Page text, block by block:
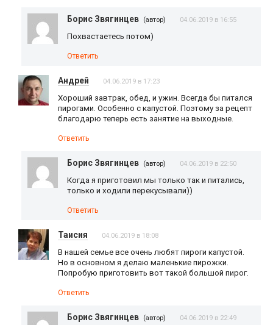
Борис Звягинцев (автор) 04.06.2019 в 16:55
Похвастаетесь потом)
Ответить
Андрей 04.06.2019 в 17:23
Хороший завтрак, обед, и ужин. Всегда бы питался
пирогами. Особенно с капустой. Поэтому за рецепт
благодарю теперь есть занятие на выходные.
Ответить
Борис Звягинцев (автор) 04.06.2019 в 22:50
Когда я приготовил мы только так и питались,
только и ходили перекусывали))
Ответить
Таисия 04.06.2019 в 18:08
В нашей семье все очень любят пироги капустой.
Но в основном я делаю маленькие пирожки.
Попробую приготовить вот такой большой пирог.
Ответить
Борис Звягинцев (автор) 04.06.2019 в 22:49